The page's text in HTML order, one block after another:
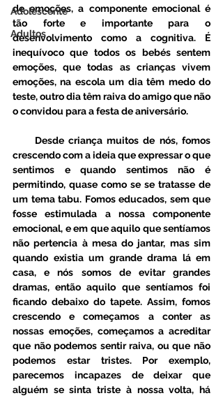
Adolescente
Adultos
de emoções, a componente emocional é
tão forte e importante para o
desenvolvimento como a cognitiva. É
inequívoco que todos os bebés sentem
emoções, que todas as crianças vivem
emoções, na escola um dia têm medo do
teste, outro dia têm raiva do amigo que não
o convidou para a festa de aniversário.
crescendo com a ideia que expressar o que
sentimos e quando sentimos não é
permitindo, quase como se se tratasse de
um tema tabu. Fomos educados, sem que
fosse estimulada a nossa componente
emocional, e em que aquilo que sentíamos
não pertencia à mesa do jantar, mas sim
quando existia um grande drama lá em
casa, e nós somos de evitar grandes
dramas, então aquilo que sentíamos foi
ficando debaixo do tapete. Assim, fomos
crescendo e começamos a conter as
nossas emoções, começamos a acreditar
que não podemos sentir raiva, ou que não
podemos estar tristes. Por exemplo,
parecemos incapazes de deixar que
alguém se sinta triste à nossa volta, há